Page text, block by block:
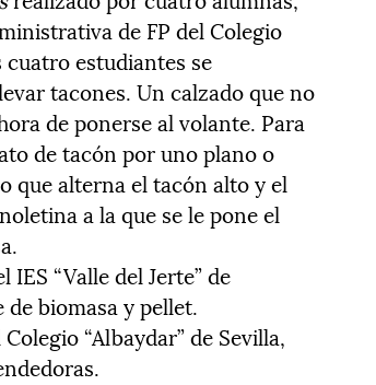
de FP del Colegio
cuatro estudiantes se
tacones. Un calzado que no
de ponerse al volante. Para
de tacón por uno plano o
que alterna el tacón alto y el
a la que se le pone el
IES “Valle del Jerte” de
de biomasa y pellet.
“Albaydar” de Sevilla,